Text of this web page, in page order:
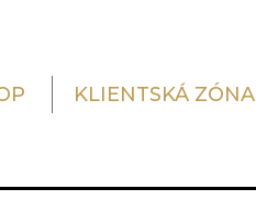
KLIENTSKÁ ZÓNA